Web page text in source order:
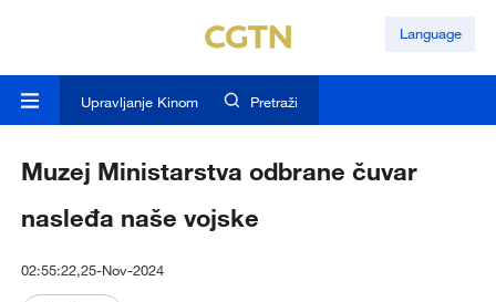
Language
Upravljanje Kinom Pretraži
Muzej Ministarstva odbrane čuvar
nasleđa naše vojske
02:55:22,25-Nov-2024